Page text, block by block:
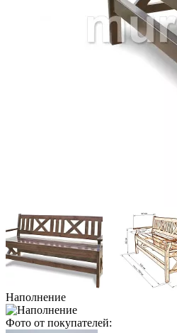
Наполнение
Фото от покупателей: